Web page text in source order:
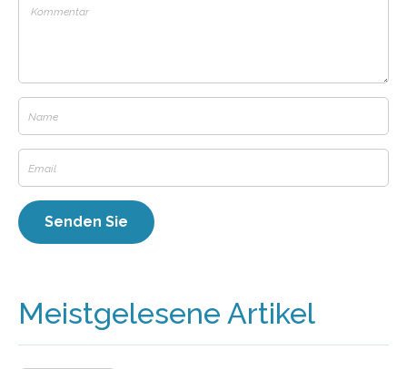
Meistgelesene Artikel